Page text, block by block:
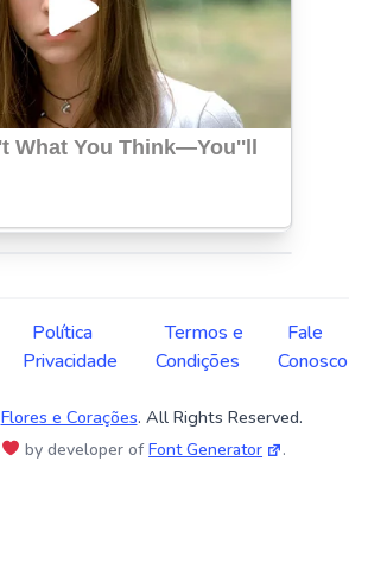
Política
Privacidade
Termos e
Condições
Fale
Conosco
Flores e Corações. All Rights Reserved.
by developer ofFont Generator .